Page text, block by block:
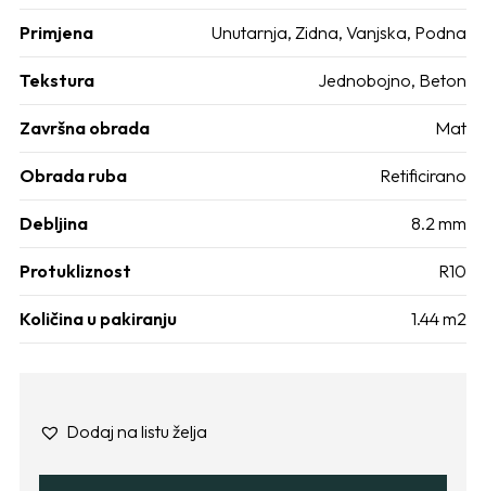
Primjena Unutarnja, Zidna, Vanjska, Podna
Tekstura Jednobojno, Beton
Završna obrada Mat
Obrada ruba Retificirano
Debljina 8.2 mm
Protukliznost R10
Količina u pakiranju 1.44 m2
Dodaj na listu želja